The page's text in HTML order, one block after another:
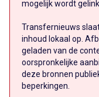
mogelijk wordt
Transfernieuws
inhoud lokaal op.
geladen van de
oorspronkelijke
deze bronnen
beperkingen.